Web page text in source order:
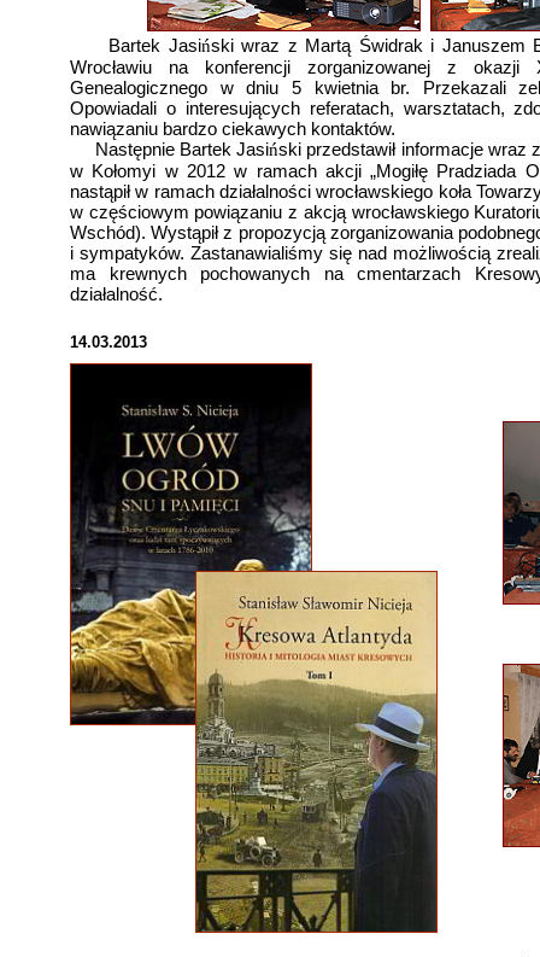
14.03.2013
Bartek Jasiński wraz z Martą Świdrak i Januszem
Wrocławiu na konferencji zorganizowanej z okazji
Genealogicznego w dniu 5 kwietnia br. Przekazali
Opowiadali o interesujących referatach, warsztatach,
nawiązaniu bardzo ciekawych kontaktów.
Następnie Bartek Jasiński przedstawił informacje wraz
w Kołomyi w 2012 w ramach akcji „Mogiłę Pradziada
nastąpił w ramach działalności wrocławskiego koła
w częściowym powiązaniu z akcją wrocławskiego
Wschód). Wystąpił z propozycją zorganizowania
i sympatyków. Zastanawialiśmy się nad możliwością
ma krewnych pochowanych na cmentarzach
działalność.